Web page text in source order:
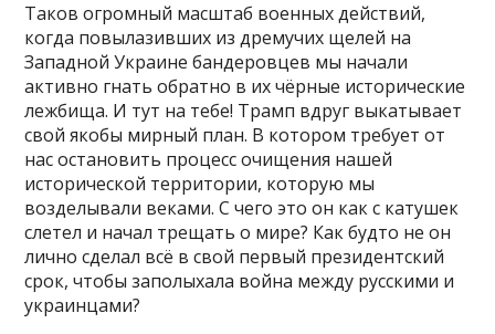
Таков огромный масштаб военных действий,
когда повылазивших из дремучих щелей на
Западной Украине бандеровцев мы начали
активно гнать обратно в их чёрные исторические
лежбища. И тут на тебе! Трамп вдруг выкатывает
свой якобы мирный план. В котором требует от
нас остановить процесс очищения нашей
исторической территории, которую мы
возделывали веками. С чего это он как с катушек
слетел и начал трещать о мире? Как будто не он
лично сделал всё в свой первый президентский
срок, чтобы заполыхала война между русскими и
украинцами?